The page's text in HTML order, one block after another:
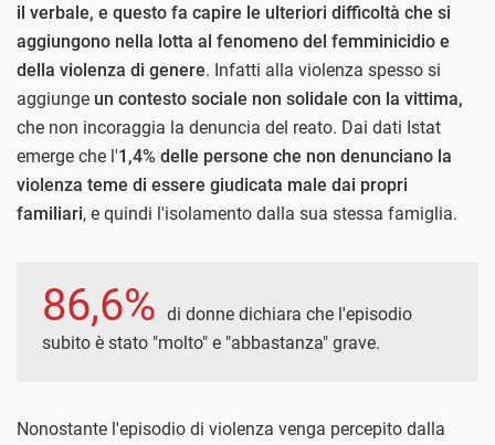
il verbale, e questo fa capire le ulteriori difficoltà che si
aggiungono nella lotta al fenomeno del femminicidio e
della violenza di genere. Infatti alla violenza spesso si
aggiunge un contesto sociale non solidale con la vittima,
che non incoraggia la denuncia del reato. Dai dati Istat
emerge che l'1,4% delle persone che non denunciano la
violenza teme di essere giudicata male dai propri
familiari, e quindi l'isolamento dalla sua stessa famiglia.
86,6% di donne dichiara che l'episodio
subito è stato "molto" e "abbastanza" grave.
Nonostante l'episodio di violenza venga percepito dalla